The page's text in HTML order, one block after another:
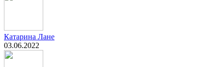
Катарина Лане
03.06.2022